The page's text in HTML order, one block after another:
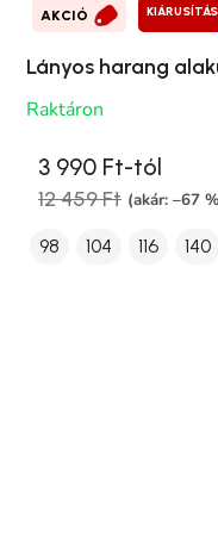
AKCIÓ KIÁRUSÍTÁS
Lányos harang
Raktáron
3 990 Ft-tól
12 459 Ft (akár: –67
98 104 116 140